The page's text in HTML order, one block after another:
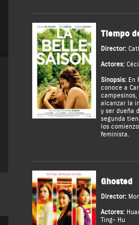
Tiempo
Director:
Actores:
Sinopsis:En
conoce a
alcanzar la
y ser dueña
segunda
los
feminista.
Ghosted
Director:
Actores:
Ting- Hu